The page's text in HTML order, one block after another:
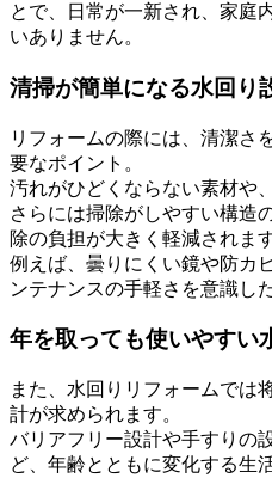
とで、日常が一新され、家庭
いありません。
清掃が簡単になる水回り
リフォームの際には、清潔さ
要なポイント。
汚れがひどくならない素材や
さらには掃除がしやすい構造
除の負担が大きく軽減されます
例えば、曇りにくい鏡や防カ
ンテナンスの手軽さを意識し
年を取っても使いやすい
また、水回りリフォームでは
計が求められます。
バリアフリー設計や手すりの
ど、年齢とともに変化する生